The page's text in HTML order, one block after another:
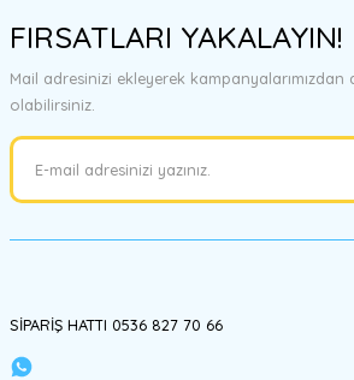
Ürün bilgilerinde hatalar bulunuyor.
Bu ürüne benzer farklı alternatifler olmalı.
FIRSATLARI YAKALAYIN!
Mail adresinizi ekleyerek kampanyalarımızdan
olabilirsiniz.
SİPARİŞ HATTI 0536 827 70 66